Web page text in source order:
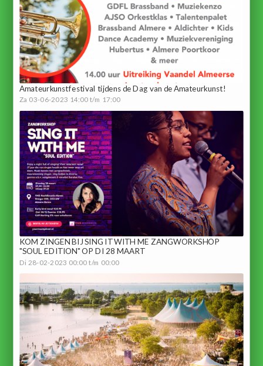
Amateurkunstfestival tijdens de Dag van de Amateurkunst!
Za 03-06-2023 14:00 t/m 17:00
KOM ZINGEN BIJ SING IT WITH ME ZANGWORKSHOP
"SOUL EDITION" OP DI 28 MAART
Di 28-02-2023 00:00 t/m 00:00